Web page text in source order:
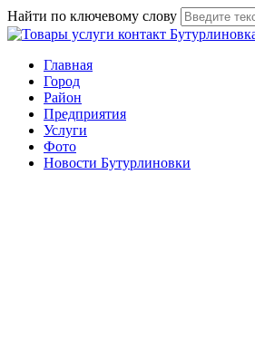
Найти по ключевому слову
Главная
Город
Район
Предприятия
Услуги
Фото
Новости Бутурлиновки